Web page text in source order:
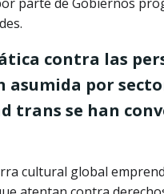
contra las
por
trans se han
cultural global